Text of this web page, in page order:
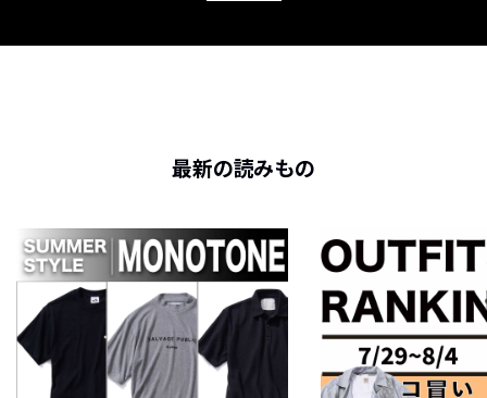
最新の読みもの